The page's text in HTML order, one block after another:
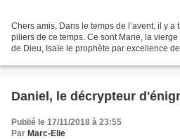
Chers amis, Dans le temps de l’avent, il y
piliers de ce temps. Ce sont Marie, la
de Dieu, Isaïe le prophète par excellence de
Daniel, le décrypteur
Publié le 17/11/2018 à 23:55
Par Marc-Elie